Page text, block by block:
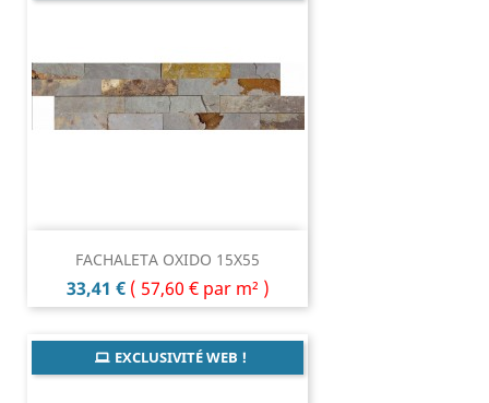
FACHALETA OXIDO 15X55
Prix
33,41 € ( 57,60 € par m² )
EXCLUSIVITÉ WEB !